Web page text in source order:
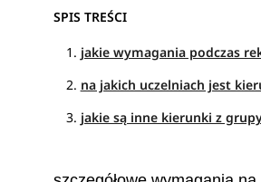
SPIS TREŚCI
jakie wymagania podczas
na jakich uczelniach jest
jakie są inne kierunki z